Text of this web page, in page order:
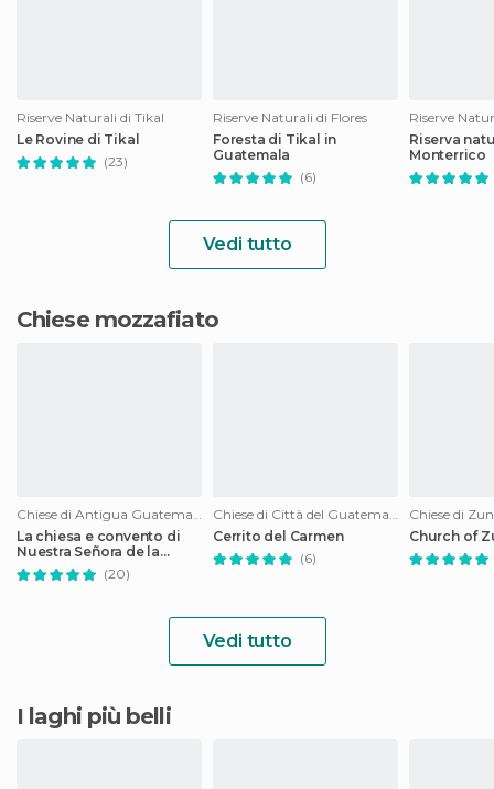
Riserve Naturali di Tikal
Le Rovine di Tikal
(23)
Riserve Naturali di Flores
Foresta di Tikal in
Guatemala
(6)
Riserva
Monterrico
Vedi tutto
Chiese mozzafiato
Chiese di Antigua Guatemala
La chiesa e convento di
Nuestra Señora de la
Merced
(20)
Chiese di Città del Guatemala
Cerrito del Carmen
(6)
Chiese di
Church of
Vedi tutto
I laghi più belli